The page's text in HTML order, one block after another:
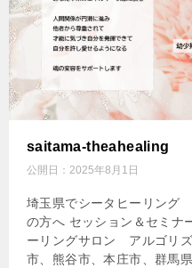
saitama-theahealing
公開日： 2025年8月1日
埼玉県でシータヒーリング
の方へ セッション＆セミナ
ーリングサロン アルゴリ
市、熊谷市、本庄市、群馬